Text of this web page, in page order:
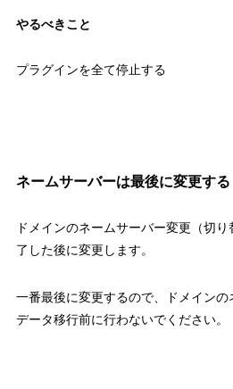
やるべきこと
プラグインを全て停止する
ネームサーバーは最後に変更する
ドメインのネームサーバー変更（切
了した後に変更します。
一番最後に変更するので、ドメインの
データ移行前に行わないでください。